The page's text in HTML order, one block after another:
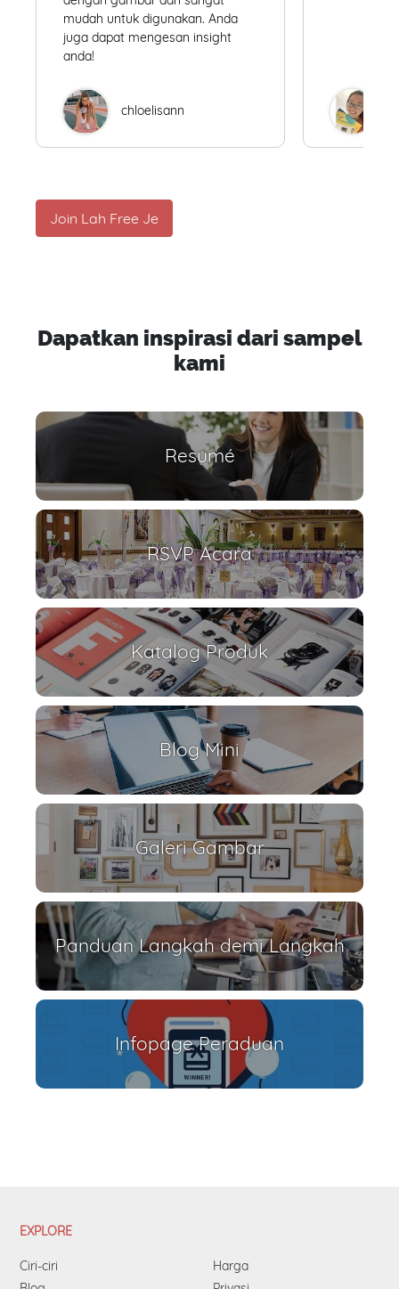
mudah untuk digunakan. Anda
juga dapat mengesan insight
anda!
chloelisann
Join Lah Free Je
Dapatkan inspirasi dari sampel
kami
Resumé
RSVP Acara
Katalog Produk
Blog Mini
Galeri Gambar
Panduan Langkah demi Langkah
Infopage Peraduan
EXPLORE
Ciri-ciri
Harga